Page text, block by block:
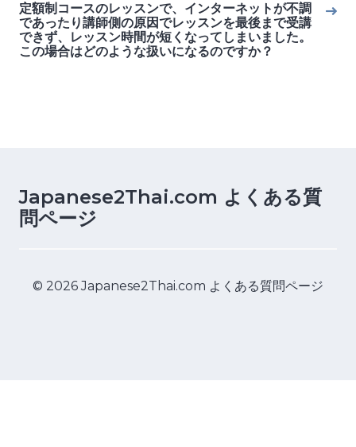
定額制コースのレッスンで、インターネットが不調
であったり講師側の原因でレッスンを最後まで受講
できず、レッスン時間が短くなってしまいました。
この場合はどのような扱いになるのですか？
Japanese2Thai.com よくある質
問ページ
© 2026 Japanese2Thai.com よくある質問ページ